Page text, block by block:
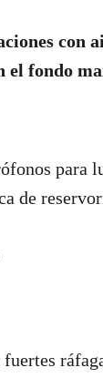
con
el fondo
para
de